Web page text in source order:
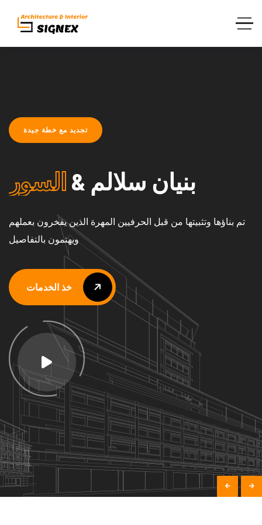
تجديد مع خطة جيدة
بنيان سلالم & السور
تم بناؤها وتثبيتها من قبل الحرفيين المهرة الذين يفخرون بعملهم
ويهتمون بالتفاصيل